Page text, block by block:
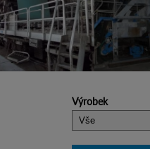
Výrobek